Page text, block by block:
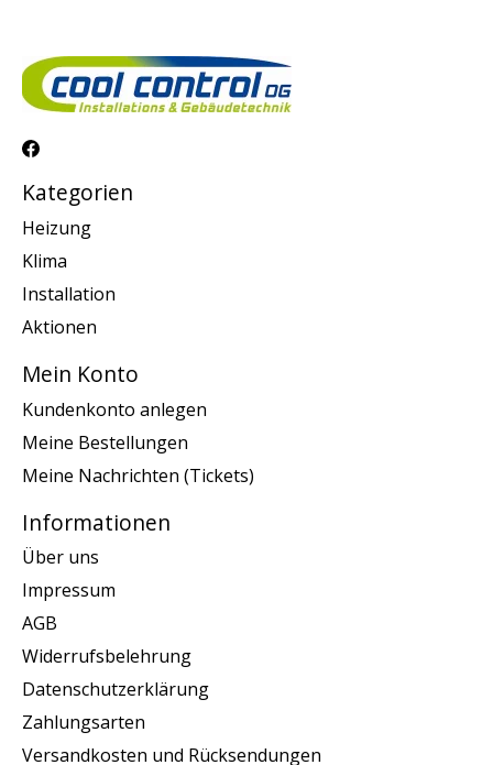
Kategorien
Heizung
Klima
Installation
Aktionen
Mein Konto
Kundenkonto anlegen
Meine Bestellungen
Meine Nachrichten (Tickets)
Informationen
Über uns
Impressum
AGB
Widerrufsbelehrung
Datenschutzerklärung
Zahlungsarten
Versandkosten und Rücksendungen